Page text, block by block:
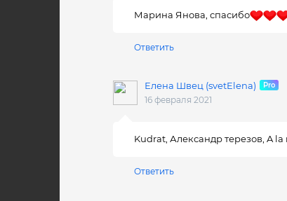
Марина Янова, спасибо
Ответить
Елена Швец (svetElena)
16 февраля 2021
Kudrat, Александр терезов, A la
Ответить